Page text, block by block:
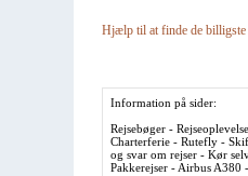
Hjælp til at finde de
Information på sider:
Rejsebøger -
Charterferie - Rutefly -
og svar om rejser - Kør
Pakkerejser - Airbus A380